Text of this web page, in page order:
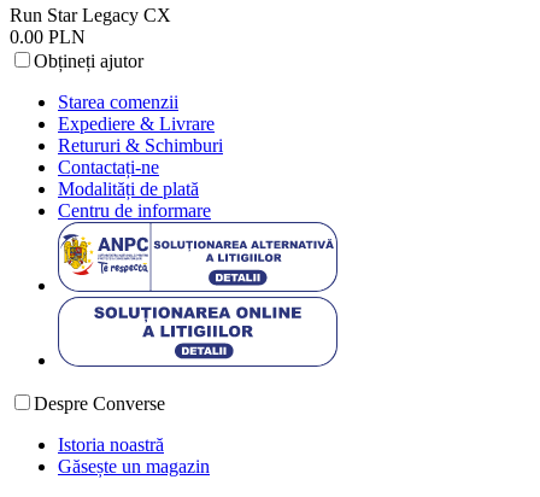
Run Star Legacy CX
0.00 PLN
Obțineți ajutor
Starea comenzii
Expediere & Livrare
Retururi & Schimburi
Contactați-ne
Modalități de plată
Centru de informare
Despre Converse
Istoria noastră
Găsește un magazin